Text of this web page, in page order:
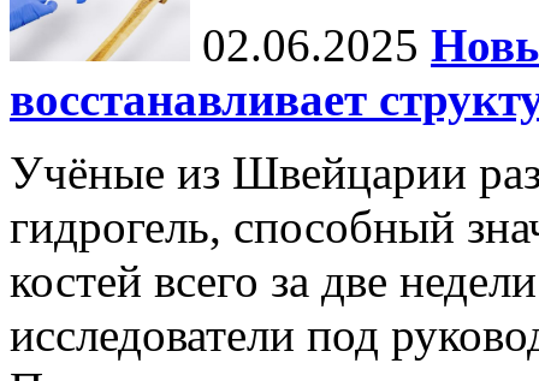
02.06.2025
восстанавливает
Учёные из Швейцарии
гидрогель, способный
костей всего за две
исследователи под